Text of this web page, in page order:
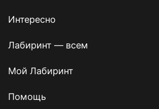
Интересно
Лабиринт — всем
Мой Лабиринт
Помощь